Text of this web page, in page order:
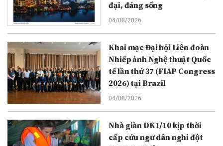
đại, đáng sống
04/08/2026
Khai mạc Đại hội Liên đoàn
Nhiếp ảnh Nghệ thuật Quốc
tế lần thứ 37 (FIAP Congress
2026) tại Brazil
04/08/2026
Nhà giàn DK1/10 kịp thời
cấp cứu ngư dân nghi đột